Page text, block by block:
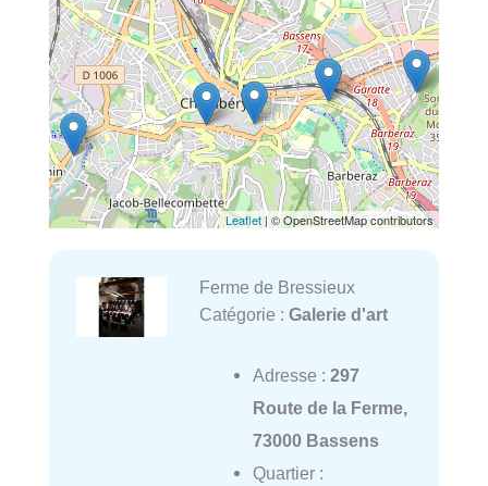
Leaflet | © OpenStreetMap contributors
Ferme de Bressieux
Catégorie : Galerie d'art
Adresse : 297
Route de la Ferme,
73000 Bassens
Quartier :